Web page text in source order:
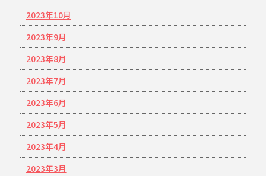
2023年10月
2023年9月
2023年8月
2023年7月
2023年6月
2023年5月
2023年4月
2023年3月